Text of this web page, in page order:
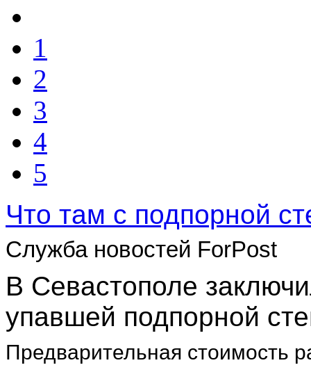
1
2
3
4
5
Что там с подпорной
Служба новостей ForPost
В Севастополе
упавшей подпорной
Предварительная стоимость